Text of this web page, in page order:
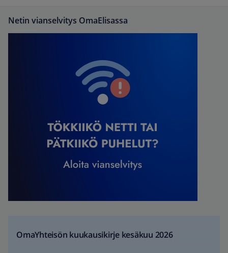
Netin vianselvitys OmaElisassa
OmaYhteisön kuukausikirje kesäkuu 2026